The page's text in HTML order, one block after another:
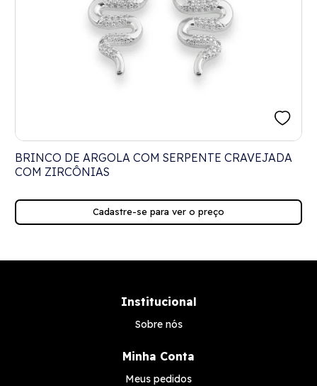
BRINCO DE ARGOLA COM SERPENTE CRAVEJADA
COM ZIRCÔNIAS
Cadastre-se para ver o preço
Institucional
Sobre nós
Minha Conta
Meus pedidos